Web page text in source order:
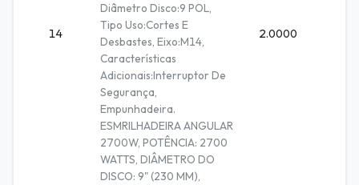
14
Diâmetro Disco:9 POL,
Tipo Uso:Cortes E
Desbastes, Eixo:M14,
Características
Adicionais:Interruptor De
Segurança,
Empunhadeira.
ESMRILHADEIRA ANGULAR
2700W, POTÊNCIA: 2700
WATTS, DIÂMETRO DO
DISCO: 9" (230 MM),
2.0000